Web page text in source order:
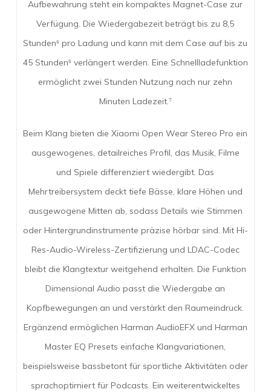
Aufbewahrung steht ein kompaktes Magnet-Case zur
Verfügung. Die Wiedergabezeit beträgt bis zu 8,5
Stunden⁶ pro Ladung und kann mit dem Case auf bis zu
45 Stunden⁶ verlängert werden. Eine Schnellladefunktion
ermöglicht zwei Stunden Nutzung nach nur zehn
Minuten Ladezeit.⁷
Beim Klang bieten die Xiaomi Open Wear Stereo Pro ein
ausgewogenes, detailreiches Profil, das Musik, Filme
und Spiele differenziert wiedergibt. Das
Mehrtreibersystem deckt tiefe Bässe, klare Höhen und
ausgewogene Mitten ab, sodass Details wie Stimmen
oder Hintergrundinstrumente präzise hörbar sind. Mit Hi-
Res-Audio-Wireless-Zertifizierung und LDAC-Codec
bleibt die Klangtextur weitgehend erhalten. Die Funktion
Dimensional Audio passt die Wiedergabe an
Kopfbewegungen an und verstärkt den Raumeindruck.
Ergänzend ermöglichen Harman AudioEFX und Harman
Master EQ Presets einfache Klangvariationen,
beispielsweise bassbetont für sportliche Aktivitäten oder
sprachoptimiert für Podcasts. Ein weiterentwickeltes